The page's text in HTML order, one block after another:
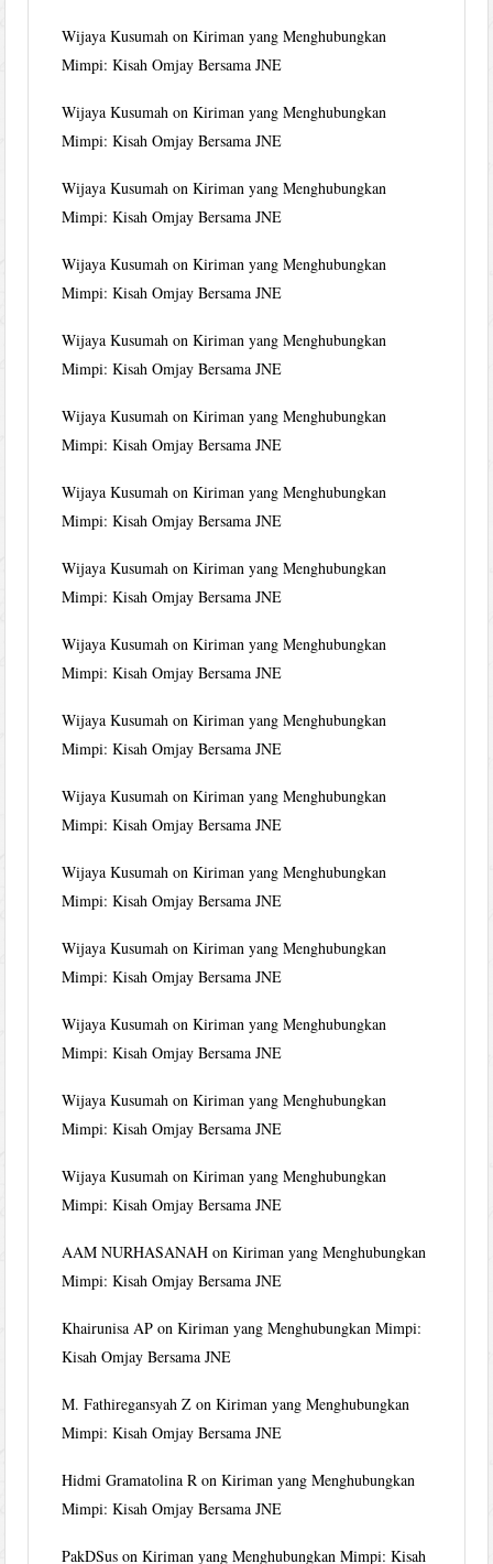
Wijaya Kusumah onKiriman yang Menghubungkan
Mimpi: Kisah Omjay Bersama JNE
Wijaya Kusumah onKiriman yang Menghubungkan
Mimpi: Kisah Omjay Bersama JNE
Wijaya Kusumah onKiriman yang Menghubungkan
Mimpi: Kisah Omjay Bersama JNE
Wijaya Kusumah onKiriman yang Menghubungkan
Mimpi: Kisah Omjay Bersama JNE
Wijaya Kusumah onKiriman yang Menghubungkan
Mimpi: Kisah Omjay Bersama JNE
Wijaya Kusumah onKiriman yang Menghubungkan
Mimpi: Kisah Omjay Bersama JNE
Wijaya Kusumah onKiriman yang Menghubungkan
Mimpi: Kisah Omjay Bersama JNE
Wijaya Kusumah onKiriman yang Menghubungkan
Mimpi: Kisah Omjay Bersama JNE
Wijaya Kusumah onKiriman yang Menghubungkan
Mimpi: Kisah Omjay Bersama JNE
Wijaya Kusumah onKiriman yang Menghubungkan
Mimpi: Kisah Omjay Bersama JNE
Wijaya Kusumah onKiriman yang Menghubungkan
Mimpi: Kisah Omjay Bersama JNE
Wijaya Kusumah onKiriman yang Menghubungkan
Mimpi: Kisah Omjay Bersama JNE
Wijaya Kusumah onKiriman yang Menghubungkan
Mimpi: Kisah Omjay Bersama JNE
Wijaya Kusumah onKiriman yang Menghubungkan
Mimpi: Kisah Omjay Bersama JNE
Wijaya Kusumah onKiriman yang Menghubungkan
Mimpi: Kisah Omjay Bersama JNE
Wijaya Kusumah onKiriman yang Menghubungkan
Mimpi: Kisah Omjay Bersama JNE
AAM NURHASANAH onKiriman yang Menghubungkan
Mimpi: Kisah Omjay Bersama JNE
Khairunisa AP onKiriman yang Menghubungkan Mimpi:
Kisah Omjay Bersama JNE
M. Fathiregansyah Z onKiriman yang Menghubungkan
Mimpi: Kisah Omjay Bersama JNE
Hidmi Gramatolina R onKiriman yang Menghubungkan
Mimpi: Kisah Omjay Bersama JNE
PakDSus onKiriman yang Menghubungkan Mimpi: Kisah